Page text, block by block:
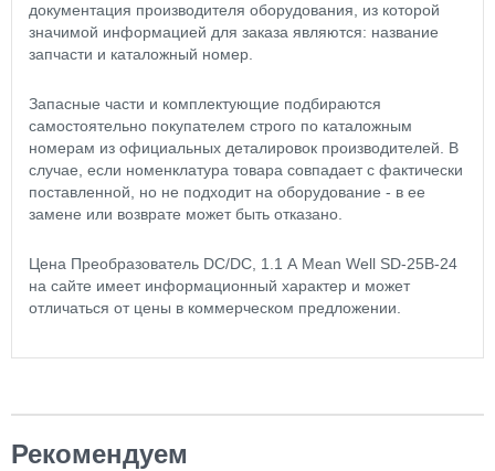
документация производителя оборудования, из которой
значимой информацией для заказа являются: название
запчасти и каталожный номер.
Запасные части и комплектующие подбираются
самостоятельно покупателем строго по каталожным
номерам из официальных деталировок производителей. В
случае, если номенклатура товара совпадает с фактически
поставленной, но не подходит на оборудование - в ее
замене или возврате может быть отказано.
Цена Преобразователь DC/DC, 1.1 А Mean Well SD-25B-24
на сайте имеет информационный характер и может
отличаться от цены в коммерческом предложении.
Рекомендуем